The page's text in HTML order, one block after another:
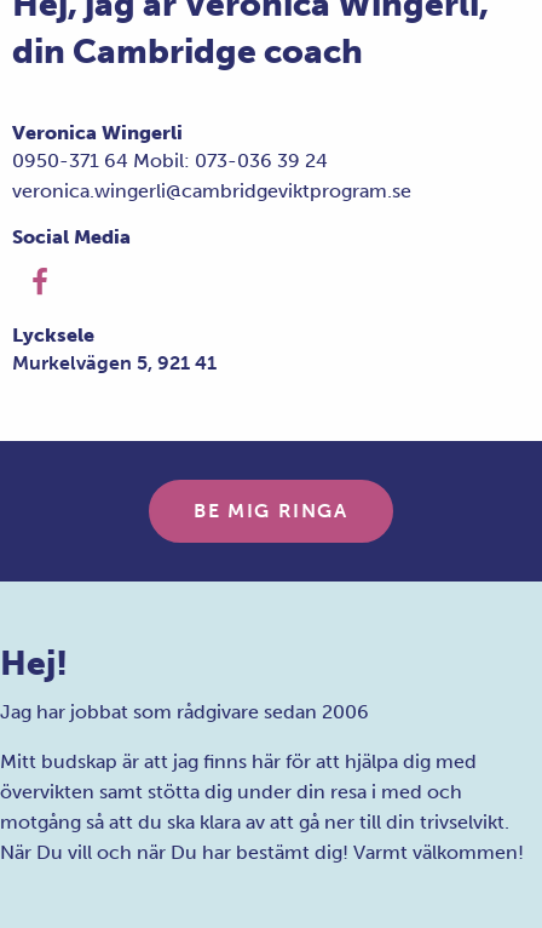
din Cambridge coach
Veronica Wingerli
0950-371 64 Mobil: 073-036 39 24
veronica.wingerli@cambridgeviktprogram.se
Social Media
Lycksele
Murkelvägen 5, 921 41
BE MIG RINGA
Hej!
Jag har jobbat som rådgivare sedan 2006
Mitt budskap är att jag finns här för att hjälpa dig med
övervikten samt stötta dig under din resa i med och
motgång så att du ska klara av att gå ner till din trivselvikt.
När Du vill och när Du har bestämt dig! Varmt välkommen!